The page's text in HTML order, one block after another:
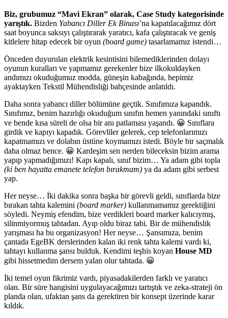
Biz, grubumuz “Mavi Ekran” olarak, Case Study kategorisinde
yarıştık. Bizden Yabancı Diller Ek Binası’na kapatılacağımız dört
saat boyunca saksıyı çalıştırarak yaratıcı, kafa çalıştıracak ve geniş
kitlelere hitap edecek bir oyun (board game) tasarlamamız istendi…
Önceden duyurulan elektrik kesintisini bilemediklerinden dolayı
oyunun kuralları ve yapmamız gerekenler bize ilkokuldayken
andımızı okuduğumuz modda, güneşin kabağında, hepimiz
ayaktayken Tekstil Mühendisliği bahçesinde anlatıldı.
Daha sonra yabancı diller bölümüne geçtik. Sınıfımıza kapandık.
Sınıfımız, benim hazırlığı okuduğum sınıfın hemen yanındaki sınıftı
ve bende kısa süreli de olsa bir anı patlaması yaşandı. 😀 Sınıflara
girdik ve kapıyı kapadık. Görevliler gelerek, cep telefonlarımızı
kapatmamızı ve dolabın üstüne koymamızı istedi. Böyle bir saçmalık
daha olmaz bence. 😀 Kardeşim sen nerden bileceksin bizim arama
yapıp yapmadığımızı! Kapı kapalı, sınıf bizim… Ya adam gibi topla
(ki ben hayatta emanete telefon bırakmam) ya da adam gibi serbest
yap.
Her neyse… İki dakika sonra başka bir görevli geldi, sınıflarda bize
bırakan tahta kalemini (board marker) kullanmamamız gerektiğini
söyledi. Neymiş efendim, bize verdikleri board marker kalıcıymış,
silinmiyormuş tahtadan. Ayıp oldu biraz tabi. Bir de mühendislik
yarışması ha bu organizasyon! Her neyse… Şansımıza, benim
çantada EgeBK derslerinden kalan iki renk tahta kalemi vardı ki,
tahtayı kullanma şansı bulduk. Kendimi teşhis koyan House MD
gibi hissetmedim dersem yalan olur tahtada. 😀
İki temel oyun fikrimiz vardı, piyasadakilerden farklı ve yaratıcı
olan. Bir süre hangisini uygulayacağımızı tartıştık ve zeka-strateji ön
planda olan, ufaktan şans da gerektiren bir konsept üzerinde karar
kıldık.